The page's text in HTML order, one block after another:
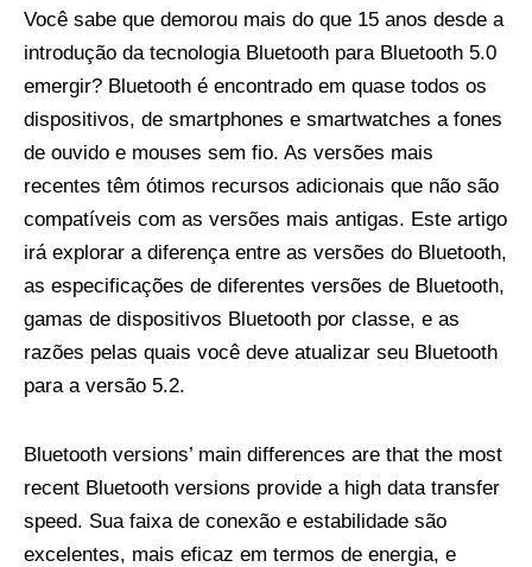
Você sabe que demorou mais do que 15 anos desde a
introdução da tecnologia Bluetooth para Bluetooth 5.0
emergir? Bluetooth é encontrado em quase todos os
dispositivos, de smartphones e smartwatches a fones
de ouvido e mouses sem fio. As versões mais
recentes têm ótimos recursos adicionais que não são
compatíveis com as versões mais antigas. Este artigo
irá explorar a diferença entre as versões do Bluetooth,
as especificações de diferentes versões de Bluetooth,
gamas de dispositivos Bluetooth por classe, e as
razões pelas quais você deve atualizar seu Bluetooth
para a versão 5.2.
Bluetooth versions’ main differences are that the most
recent Bluetooth versions provide a high data transfer
speed. Sua faixa de conexão e estabilidade são
excelentes, mais eficaz em termos de energia, e